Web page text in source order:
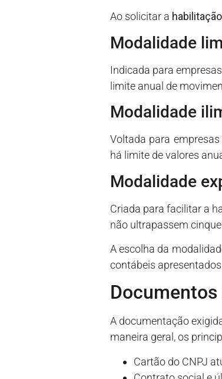
Ao solicitar a
Modalidade
Indicada para
limite anual de
Modalidade
Voltada para
há limite de valores
Modalidade
Criada para facilitar a
não ultrapassem
A escolha da
contábeis
A documentação
maneira geral, os
Cartão do CNPJ